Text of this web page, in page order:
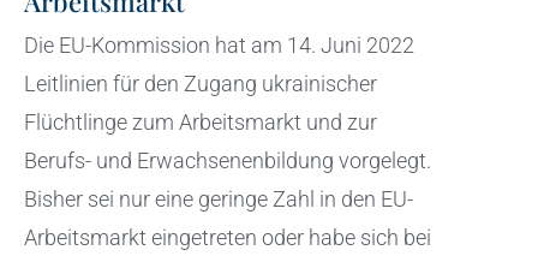
Die EU-Kommission hat am 14. Juni 2022
Leitlinien für den Zugang ukrainischer
Flüchtlinge zum Arbeitsmarkt und zur
Berufs- und Erwachsenenbildung vorgelegt.
Bisher sei nur eine geringe Zahl in den EU-
Arbeitsmarkt eingetreten oder habe sich bei